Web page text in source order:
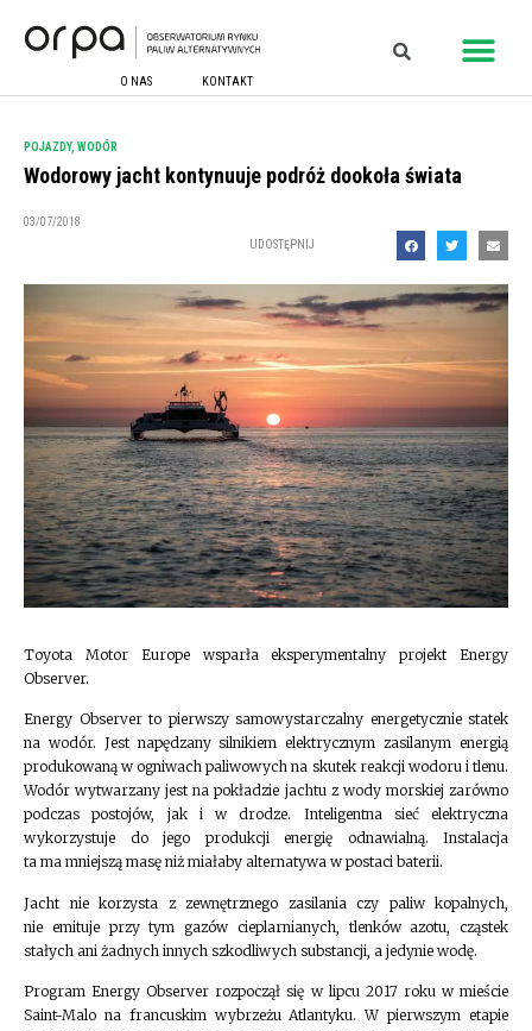
O NAS KONTAKT
POJAZDY, WODÓR
Wodorowy jacht kontynuuje podróż dookoła świata
03/07/2018
UDOSTĘPNIJ
Toyota Motor Europe wsparła eksperymentalny projekt Energy
Observer.
Energy Observer to pierwszy samowystarczalny energetycznie statek
na wodór. Jest napędzany silnikiem elektrycznym zasilanym energią
produkowaną w ogniwach paliwowych na skutek reakcji wodoru i tlenu.
Wodór wytwarzany jest na pokładzie jachtu z wody morskiej zarówno
podczas postojów, jak i w drodze. Inteligentna sieć elektryczna
wykorzystuje do jego produkcji energię odnawialną. Instalacja
ta ma mniejszą masę niż miałaby alternatywa w postaci baterii.
Jacht nie korzysta z zewnętrznego zasilania czy paliw kopalnych,
nie emituje przy tym gazów cieplarnianych, tlenków azotu, cząstek
stałych ani żadnych innych szkodliwych substancji, a jedynie wodę.
Program Energy Observer rozpoczął się w lipcu 2017 roku w mieście
Saint-Malo na francuskim wybrzeżu Atlantyku. W pierwszym etapie